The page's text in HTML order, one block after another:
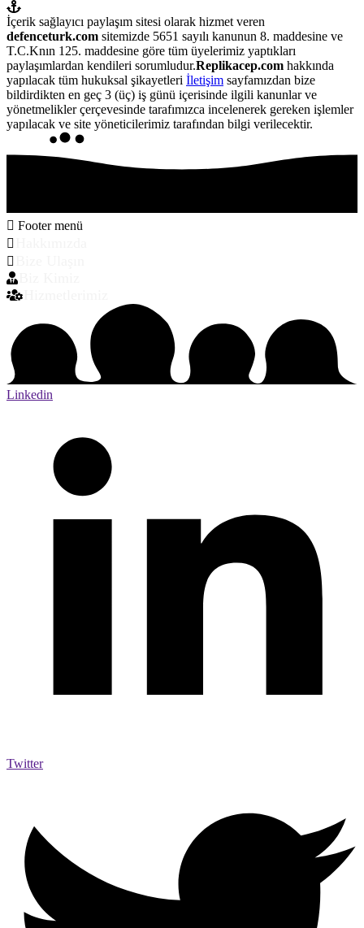
İçerik sağlayıcı paylaşım sitesi olarak hizmet veren
defenceturk.com sitemizde 5651 sayılı kanunun 8. maddesine ve
T.C.Knın 125. maddesine göre tüm üyelerimiz yaptıkları
paylaşımlardan kendileri sorumludur.Replikacep.com hakkında
yapılacak tüm hukuksal şikayetleri İletişim sayfamızdan bize
bildirdikten en geç 3 (üç) iş günü içerisinde ilgili kanunlar ve
yönetmelikler çerçevesinde tarafımızca incelenerek gereken işlemler
yapılacak ve site yöneticilerimiz tarafından bilgi verilecektir.
Footer menü
Linkedin
Twitter